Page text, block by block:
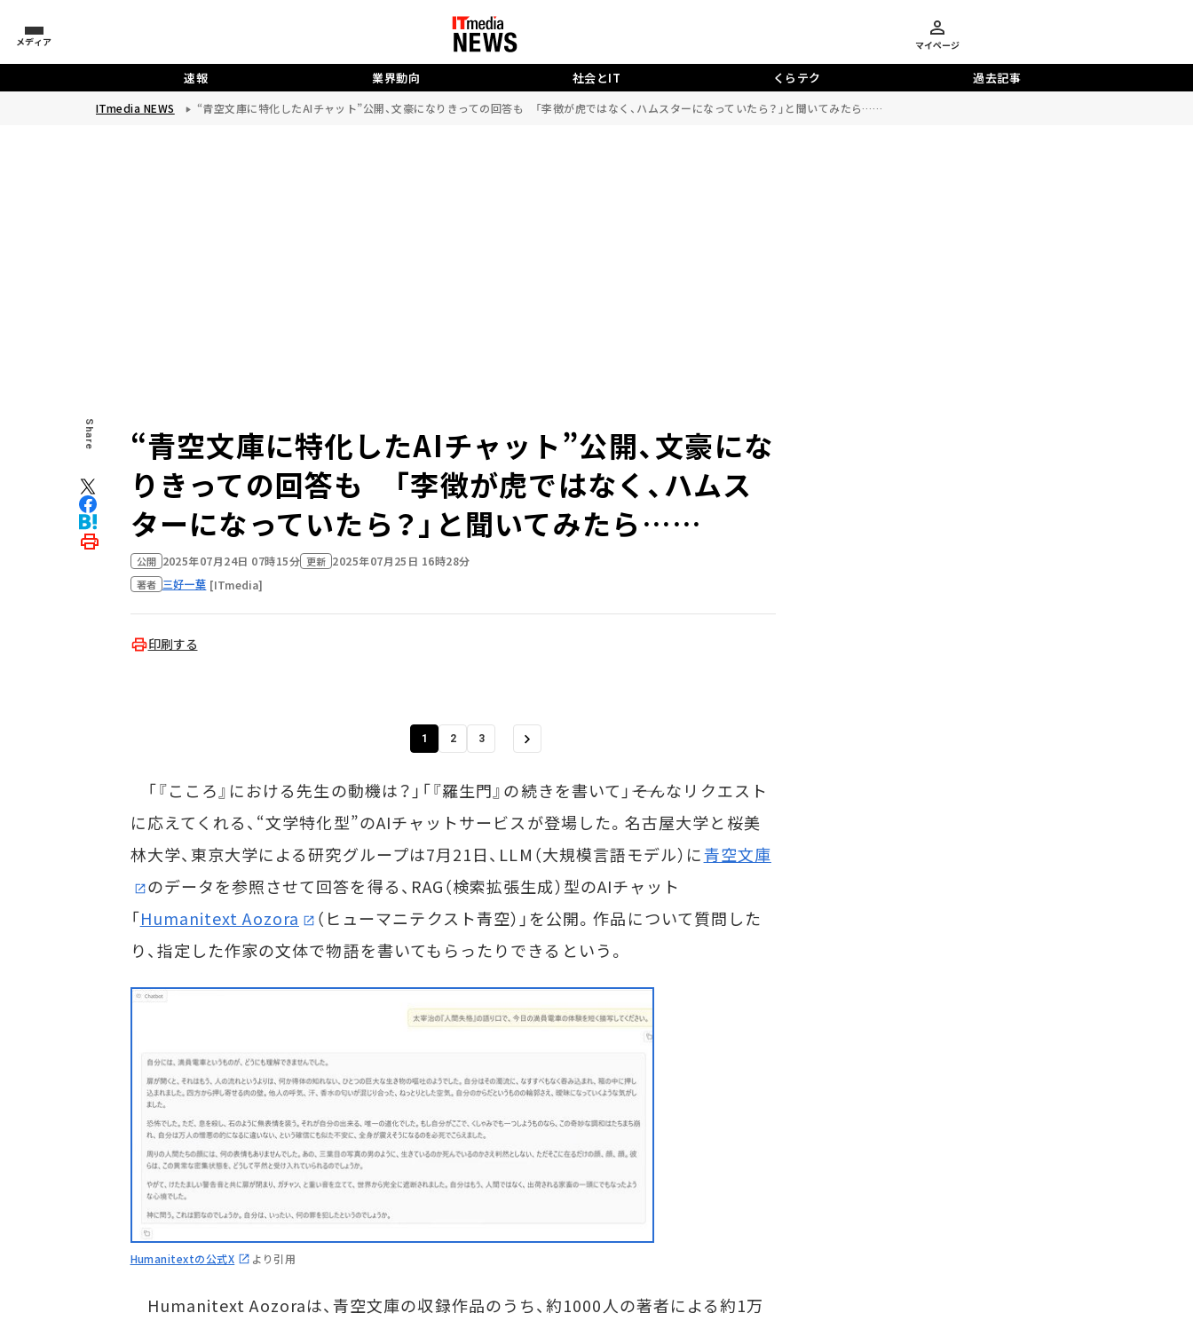
メディア マイページ
速報 業界動向 社会とIT くらテク 過去記事
ITmedia NEWS “青空文庫に特化したAIチャット”公開、文豪になりきっての回答も 「李徴が虎ではなく、ハムスターになっていたら？」と聞いてみたら……
Share
“青空文庫に特化したAIチャット”公開、文豪にな
りきっての回答も 「李徴が虎ではなく、ハムス
ターになっていたら？」と聞いてみたら……
公開 2025年07月24日 07時15分 更新 2025年07月25日 16時28分
著者 三好一葉 [ITmedia]
印刷する
1 2 3
「『こころ』における先生の動機は？」「『羅生門』の続きを書いて」――そんなリクエスト
に応えてくれる、“文学特化型”のAIチャットサービスが登場した。名古屋大学と桜美
林大学、東京大学による研究グループは7月21日、LLM（大規模言語モデル）に青空文庫
のデータを参照させて回答を得る、RAG（検索拡張生成）型のAIチャット
「Humanitext Aozora
（ヒューマニテクスト青空）」を公開。作品について質問した
り、指定した作家の文体で物語を書いてもらったりできるという。
Humanitextの公式X より引用
Humanitext Aozoraは、青空文庫の収録作品のうち、約1000人の著者による約1万